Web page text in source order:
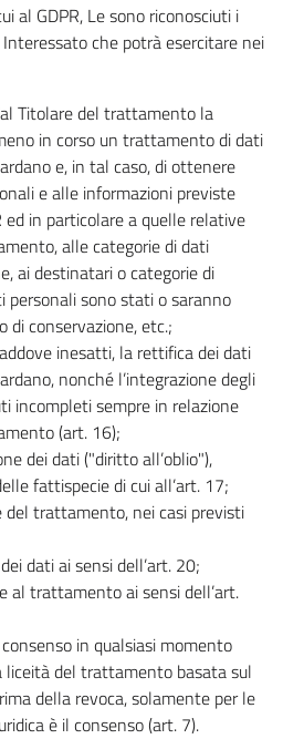
al GDPR, Le sono riconosciuti i
che potrà esercitare nei
Titolare del trattamento la
in corso un trattamento di dati
e, in tal caso, di ottenere
e alle informazioni previste
ed in particolare a quelle relative
alle categorie di dati
ai destinatari o categorie di
personali sono stati o saranno
di conservazione, etc.;
inesatti, la rettifica dei dati
nonché l’integrazione degli
incompleti sempre in relazione
(art. 16);
dei dati ("diritto all’oblio"),
fattispecie di cui all’art. 17;
trattamento, nei casi previsti
dati ai sensi dell’art. 20;
al trattamento ai sensi dell’art.
in qualsiasi momento
liceità del trattamento basata sul
della revoca, solamente per le
è il consenso (art. 7).